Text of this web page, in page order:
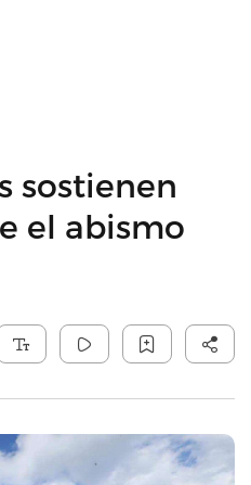
sostienen
el abismo